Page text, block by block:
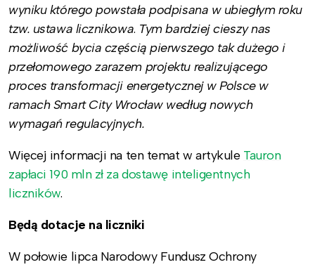
wyniku którego powstała podpisana w ubiegłym roku
tzw. ustawa licznikowa. Tym bardziej cieszy nas
możliwość bycia częścią pierwszego tak dużego i
przełomowego zarazem projektu realizującego
proces transformacji energetycznej w Polsce w
ramach Smart City Wrocław według nowych
wymagań regulacyjnych.
Więcej informacji na ten temat w artykule Tauron
zapłaci 190 mln zł za dostawę inteligentnych
liczników.
Będą dotacje na liczniki
W połowie lipca Narodowy Fundusz Ochrony